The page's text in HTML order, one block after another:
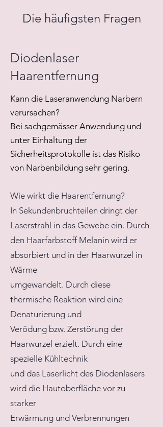
Die häufigsten Fragen
Diodenlaser
Haarentfernung
Kann die Laseranwendung Narbern
verursachen?
Bei sachgemässer Anwendung und
unter Einhaltung der
Sicherheitsprotokolle ist das Risiko
von Narbenbildung sehr gering.
Wie wirkt die Haarentfernung?
In Sekundenbruchteilen dringt der
Laserstrahl in das Gewebe ein. Durch
den Haarfarbstoff Melanin wird er
absorbiert und in der Haarwurzel in
Wärme
umgewandelt. Durch diese
thermische Reaktion wird eine
Denaturierung und
Verödung bzw. Zerstörung der
Haarwurzel erzielt. Durch eine
spezielle Kühltechnik
und das Laserlicht des Diodenlasers
wird die Hautoberfläche vor zu
starker
Erwärmung und Verbrennungen